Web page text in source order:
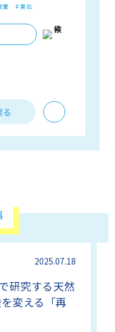
業 # 東北
2025.07.18
研究する天然
変える「再